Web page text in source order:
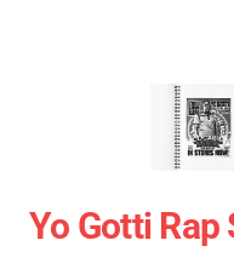
Yo Gotti